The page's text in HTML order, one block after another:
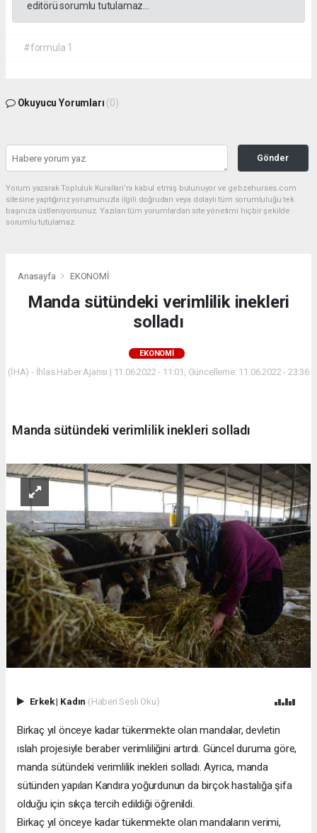
editörü sorumlu tutulamaz...
#formula 1
Okuyucu Yorumları (0)
Gönder
Yorum yazarak Topluluk Kuralları’nı kabul etmiş bulunuyor ve gebzehurses.com
sitesine yaptığınız yorumunuzla ilgili doğrudan veya dolaylı tüm sorumluluğu tek
başınıza üstleniyorsunuz. Yazılan tüm yorumlardan site yönetimi hiçbir şekilde
sorumlu tutulamaz.
Anasayfa EKONOMİ
Manda sütündeki verimlilik inekleri
solladı
EKONOMİ
(İHA) - İhlas Haber Ajansı | 11.06.2022 - 11:01, Güncelleme: 11.06.2022 - 23:36
Manda sütündeki verimlilik inekleri solladı
Erkek| Kadın (Haberi Sesli Oku)
Birkaç yıl önceye kadar tükenmekte olan mandalar, devletin
ıslah projesiyle beraber verimliliğini artırdı. Güncel duruma göre,
manda sütündeki verimlilik inekleri solladı. Ayrıca, manda
sütünden yapılan Kandıra yoğurdunun da birçok hastalığa şifa
olduğu için sıkça tercih edildiği öğrenildi.
Birkaç yıl önceye kadar tükenmekte olan mandaların verimi,